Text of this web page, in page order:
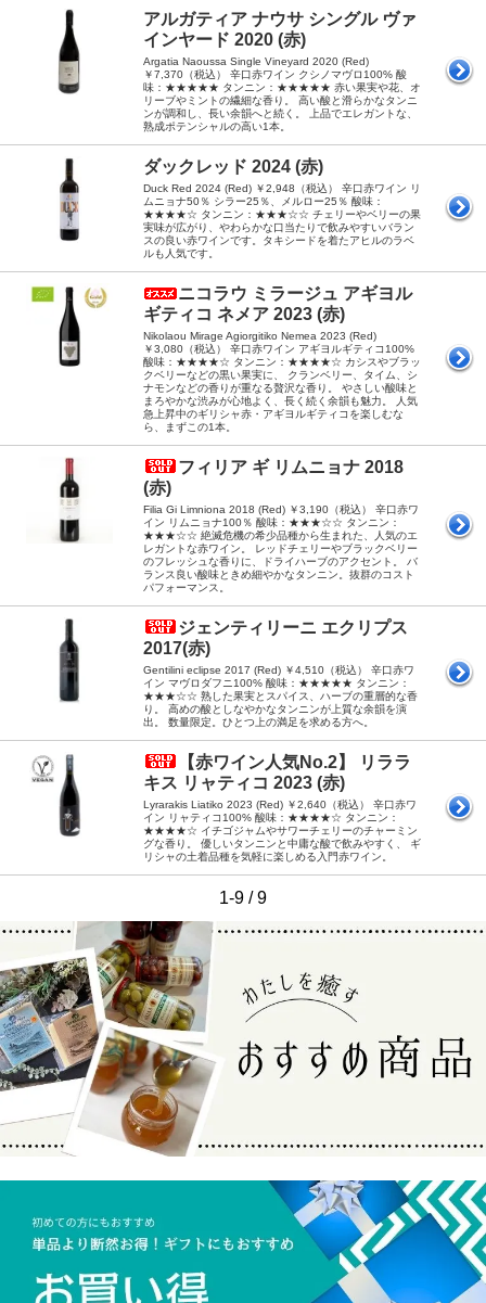
アルガティア ナウサ シングル ヴァ
インヤード 2020 (赤)
Argatia Naoussa Single Vineyard 2020 (Red)
￥7,370（税込） 辛口赤ワイン クシノマヴロ100% 酸
味：★★★★★ タンニン：★★★★★ 赤い果実や花、オ
リーブやミントの繊細な香り。 高い酸と滑らかなタンニ
ンが調和し、長い余韻へと続く。 上品でエレガントな、
熟成ポテンシャルの高い1本。
ダックレッド 2024 (赤)
Duck Red 2024 (Red) ￥2,948（税込） 辛口赤ワイン リ
ムニョナ50％ シラー25％、メルロー25％ 酸味：
★★★★☆ タンニン：★★★☆☆ チェリーやベリーの果
実味が広がり、やわらかな口当たりで飲みやすいバラン
スの良い赤ワインです。タキシードを着たアヒルのラベ
ルも人気です。
ニコラウ ミラージュ アギヨル
ギティコ ネメア 2023 (赤)
Nikolaou Mirage Agiorgitiko Nemea 2023 (Red)
￥3,080（税込） 辛口赤ワイン アギヨルギティコ100%
酸味：★★★★☆ タンニン：★★★★☆ カシスやブラッ
クベリーなどの黒い果実に、 クランベリー、タイム、シ
ナモンなどの香りが重なる贅沢な香り。 やさしい酸味と
まろやかな渋みが心地よく、長く続く余韻も魅力。 人気
急上昇中のギリシャ赤・アギヨルギティコを楽しむな
ら、まずこの1本。
フィリア ギ リムニョナ 2018
(赤)
Filia Gi Limniona 2018 (Red) ￥3,190（税込） 辛口赤ワ
イン リムニョナ100％ 酸味：★★★☆☆ タンニン：
★★★☆☆ 絶滅危機の希少品種から生まれた、人気のエ
レガントな赤ワイン。 レッドチェリーやブラックベリー
のフレッシュな香りに、ドライハーブのアクセント。 バ
ランス良い酸味ときめ細やかなタンニン。抜群のコスト
パフォーマンス。
ジェンティリーニ エクリプス
2017(赤)
Gentilini eclipse 2017 (Red) ￥4,510（税込） 辛口赤ワ
イン マヴロダフニ100% 酸味：★★★★★ タンニン：
★★★☆☆ 熟した果実とスパイス、ハーブの重層的な香
り。 高めの酸としなやかなタンニンが上質な余韻を演
出。 数量限定。ひとつ上の満足を求める方へ。
【赤ワイン人気No.2】 リララ
キス リャティコ 2023 (赤)
Lyrarakis Liatiko 2023 (Red) ￥2,640（税込） 辛口赤ワ
イン リャティコ100% 酸味：★★★★☆ タンニン：
★★★★☆ イチゴジャムやサワーチェリーのチャーミン
グな香り。 優しいタンニンと中庸な酸で飲みやすく、 ギ
リシャの土着品種を気軽に楽しめる入門赤ワイン。
1-9 / 9